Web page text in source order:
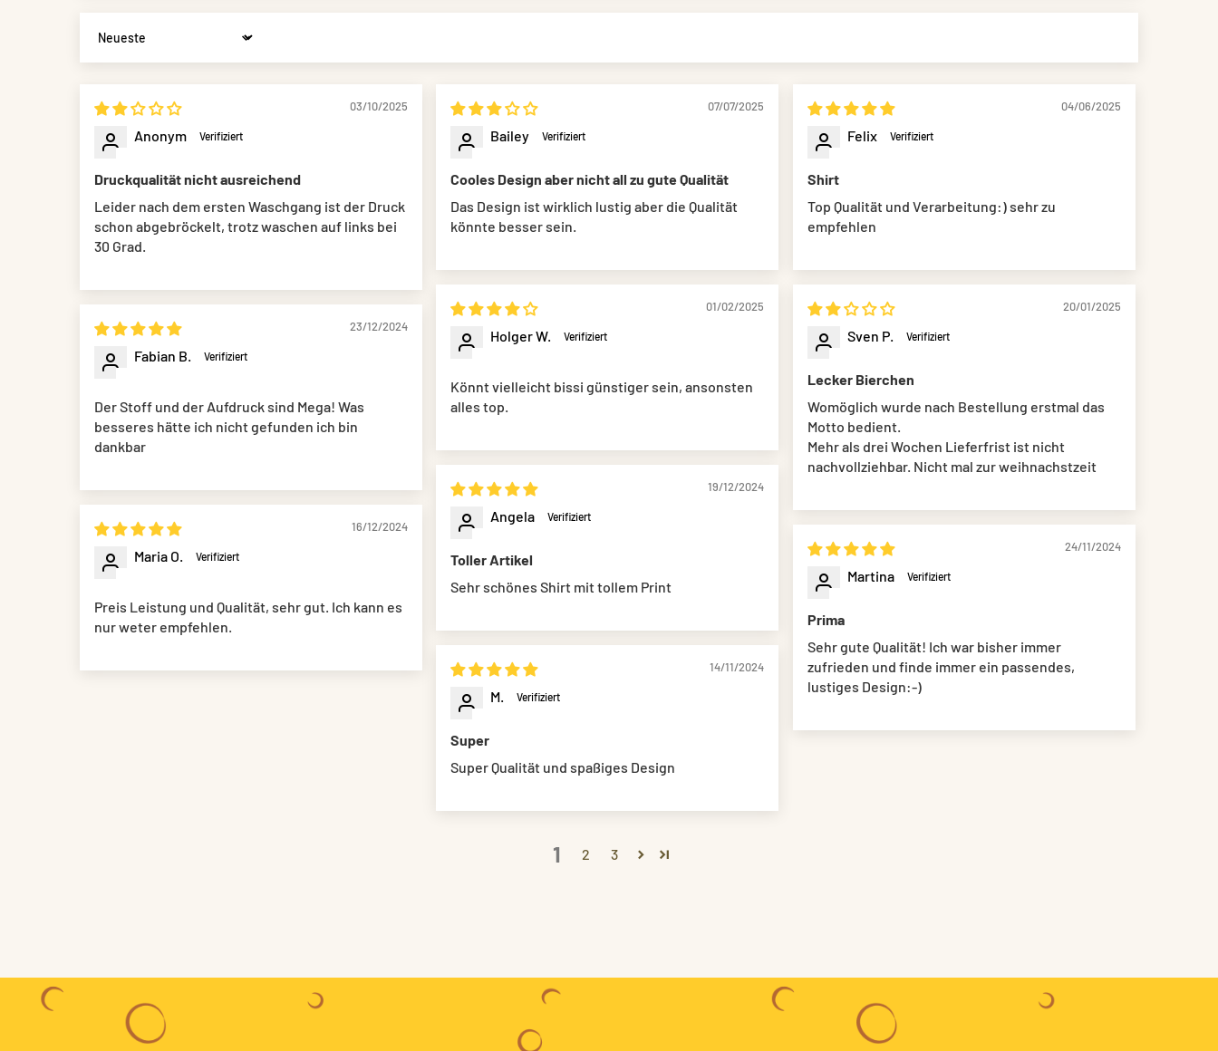
Sort by
03/10/2025
Anonym
Druckqualität nicht ausreichend
Leider nach dem ersten Waschgang ist der Druck
schon abgebröckelt, trotz waschen auf links bei
30 Grad.
07/07/2025
Bailey
Cooles Design aber nicht all zu gute Qualität
Das Design ist wirklich lustig aber die Qualität
könnte besser sein.
04/06/2025
Felix
Shirt
Top Qualität und Verarbeitung:) sehr zu
empfehlen
01/02/2025
Holger W.
Könnt vielleicht bissi günstiger sein, ansonsten
alles top.
20/01/2025
Sven P.
Lecker Bierchen
Womöglich wurde nach Bestellung erstmal das
Motto bedient.
Mehr als drei Wochen Lieferfrist ist nicht
nachvollziehbar. Nicht mal zur weihnachstzeit
23/12/2024
Fabian B.
Der Stoff und der Aufdruck sind Mega! Was
besseres hätte ich nicht gefunden ich bin
dankbar
19/12/2024
Angela
Toller Artikel
Sehr schönes Shirt mit tollem Print
16/12/2024
Maria O.
Preis Leistung und Qualität, sehr gut. Ich kann es
nur weter empfehlen.
24/11/2024
Martina
Prima
Sehr gute Qualität! Ich war bisher immer
zufrieden und finde immer ein passendes,
lustiges Design:-)
14/11/2024
M.
Super
Super Qualität und spaßiges Design
1 2 3